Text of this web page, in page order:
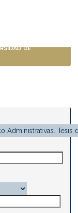
de